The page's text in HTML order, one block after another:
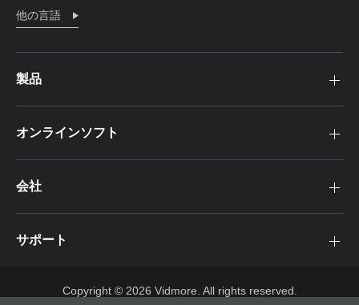
他の言語
製品
オンラインソフト
会社
サポート
Copyright © 2026 Vidmore. All rights reserved.